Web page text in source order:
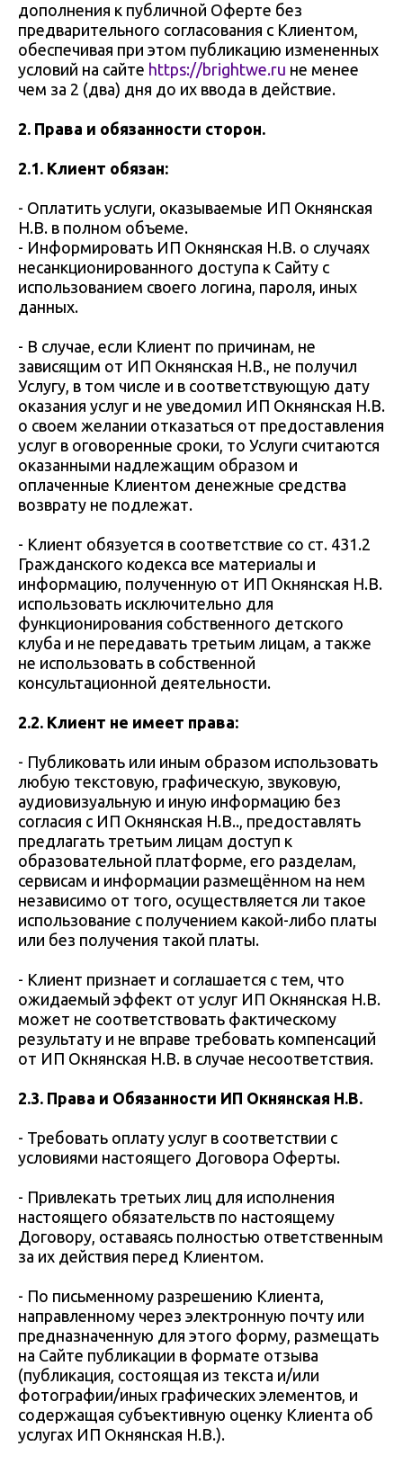
дополнения к публичной Оферте без
предварительного согласования с Клиентом,
обеспечивая при этом публикацию измененных
условий на сайте https://brightwe.ru не менее
чем за 2 (два) дня до их ввода в действие.
2. Права и обязанности сторон.
2.1. Клиент обязан:
- Оплатить услуги, оказываемые ИП Окнянская
Н.В. в полном объеме.
- Информировать ИП Окнянская Н.В. о случаях
несанкционированного доступа к Сайту с
использованием своего логина, пароля, иных
данных.
- В случае, если Клиент по причинам, не
зависящим от ИП Окнянская Н.В., не получил
Услугу, в том числе и в соответствующую дату
оказания услуг и не уведомил ИП Окнянская Н.В.
о своем желании отказаться от предоставления
услуг в оговоренные сроки, то Услуги считаются
оказанными надлежащим образом и
оплаченные Клиентом денежные средства
возврату не подлежат.
- Клиент обязуется в соответствие со ст. 431.2
Гражданского кодекса все материалы и
информацию, полученную от ИП Окнянская Н.В.
использовать исключительно для
функционирования собственного детского
клуба и не передавать третьим лицам, а также
не использовать в собственной
консультационной деятельности.
2.2. Клиент не имеет права:
- Публиковать или иным образом использовать
любую текстовую, графическую, звуковую,
аудиовизуальную и иную информацию без
согласия с ИП Окнянская Н.В.., предоставлять
предлагать третьим лицам доступ к
образовательной платформе, его разделам,
сервисам и информации размещённом на нем
независимо от того, осуществляется ли такое
использование с получением какой-либо платы
или без получения такой платы.
- Клиент признает и соглашается с тем, что
ожидаемый эффект от услуг ИП Окнянская Н.В.
может не соответствовать фактическому
результату и не вправе требовать компенсаций
от ИП Окнянская Н.В. в случае несоответствия.
2.3. Права и Обязанности ИП Окнянская Н.В.
- Требовать оплату услуг в соответствии с
условиями настоящего Договора Оферты.
- Привлекать третьих лиц для исполнения
настоящего обязательств по настоящему
Договору, оставаясь полностью ответственным
за их действия перед Клиентом.
- По письменному разрешению Клиента,
направленному через электронную почту или
предназначенную для этого форму, размещать
на Сайте публикации в формате отзыва
(публикация, состоящая из текста и/или
фотографии/иных графических элементов, и
содержащая субъективную оценку Клиента об
услугах ИП Окнянская Н.В.).